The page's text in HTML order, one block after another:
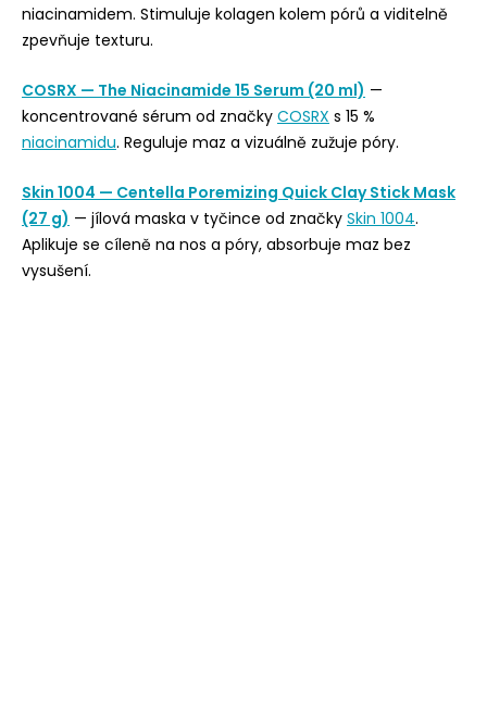
niacinamidem. Stimuluje kolagen kolem pórů a viditelně
zpevňuje texturu.
COSRX — The Niacinamide 15 Serum (20 ml) —
koncentrované sérum od značky COSRX s 15 %
niacinamidu. Reguluje maz a vizuálně zužuje póry.
Skin 1004 — Centella Poremizing Quick Clay Stick Mask
(27 g) — jílová maska v tyčince od značky Skin 1004.
Aplikuje se cíleně na nos a póry, absorbuje maz bez
vysušení.